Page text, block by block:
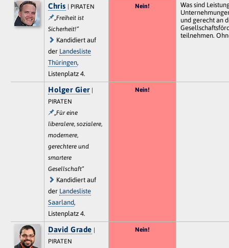
Chris | PIRATEN
„Freiheit ist
Sicherheit!“
Kandidiert auf
der Landesliste
Thüringen,
Listenplatz 4.
Nein!
Was sind
und gerecht an
teilnehmen.
Holger Gier|
PIRATEN
„Für eine
liberalere, sozialere,
modernere,
gerechtere und
smartere
Gesellschaft“
Kandidiert auf
der Landesliste
Saarland,
Listenplatz 4.
Nein!
David Grade |
PIRATEN
Nein!